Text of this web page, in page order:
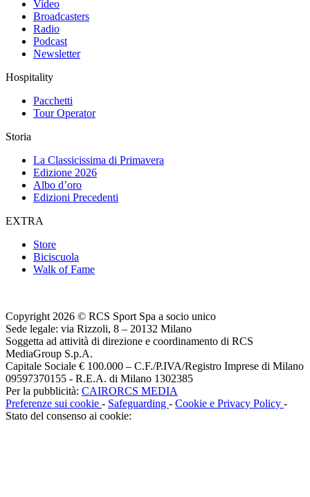
Video
Broadcasters
Radio
Podcast
Newsletter
Hospitality
Pacchetti
Tour Operator
Storia
La Classicissima di Primavera
Edizione 2026
Albo d’oro
Edizioni Precedenti
EXTRA
Store
Biciscuola
Walk of Fame
Copyright 2026 © RCS Sport Spa a socio unico
Sede legale: via Rizzoli, 8 – 20132 Milano
Soggetta ad attività di direzione e coordinamento di RCS
MediaGroup S.p.A.
Capitale Sociale € 100.000 – C.F./P.IVA/Registro Imprese di Milano
09597370155 - R.E.A. di Milano 1302385
Per la pubblicità: CAIRORCS MEDIA
Preferenze sui cookie - Safeguarding - Cookie e Privacy Policy -
Stato del consenso ai cookie: